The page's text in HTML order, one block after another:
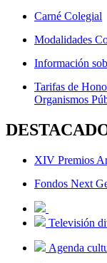
Carné Colegial
Modalidades
Información
Tarifas de
Organismos
XIV Premios
Fondos Next
Televisión
Agenda